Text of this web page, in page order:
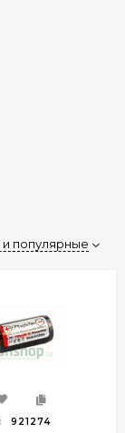
популярные
921274